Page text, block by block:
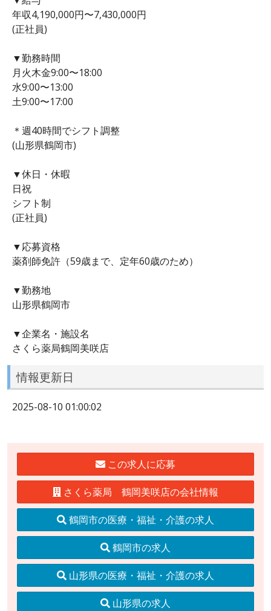
年収4,190,000円〜7,430,000円
(正社員)
▼勤務時間
月火木金9:00〜18:00
水9:00〜13:00
土9:00〜17:00
＊週40時間でシフト調整
(山形県鶴岡市)
▼休日・休暇
日祝
シフト制
(正社員)
▼応募資格
薬剤師免許（59歳まで、定年60歳のため）
▼勤務地
山形県鶴岡市
▼企業名・施設名
さくら薬局鶴岡美咲店
情報更新日
2025-08-10 01:00:02
この求人に応募
さくら薬局 鶴岡美咲店の会社情報
鶴岡市の医療・福祉・介護の求人
鶴岡市の求人
山形県の医療・福祉・介護の求人
山形県の求人